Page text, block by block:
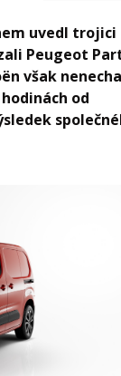
uvedl
Peugeot
však
od